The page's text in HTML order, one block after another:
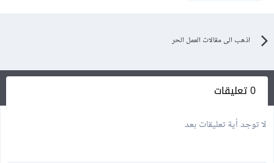
اذهب الى مقالات العمل الحر
0 تعليقات
لا توجد أية تعليقات بعد